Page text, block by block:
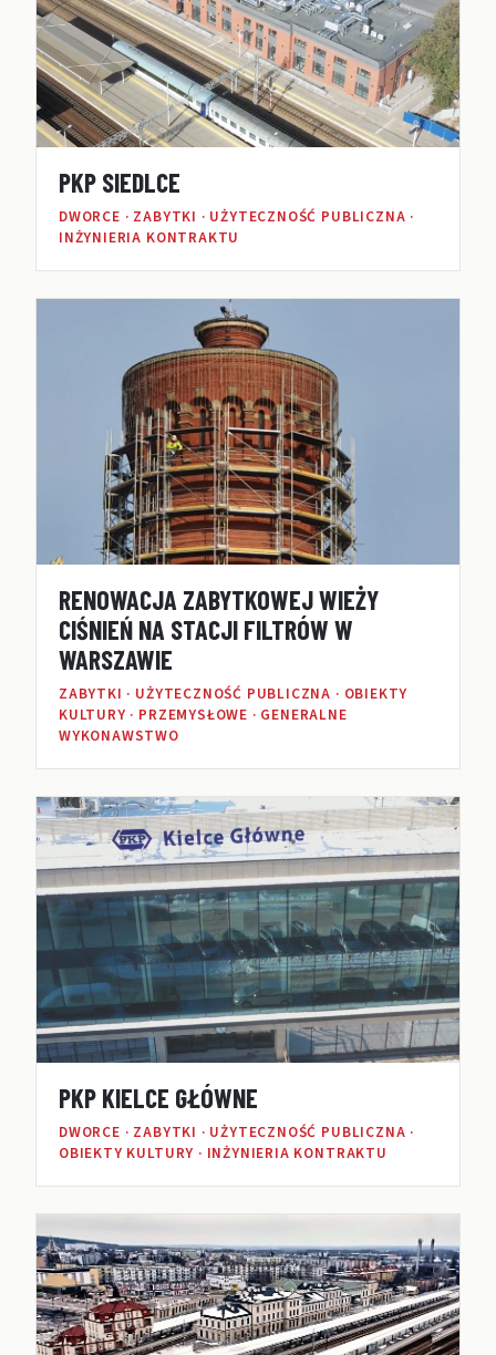
PKP SIEDLCE
DWORCE · ZABYTKI · UŻYTECZNOŚĆ PUBLICZNA ·
INŻYNIERIA KONTRAKTU
RENOWACJA ZABYTKOWEJ WIEŻY
CIŚNIEŃ NA STACJI FILTRÓW W
WARSZAWIE
ZABYTKI · UŻYTECZNOŚĆ PUBLICZNA · OBIEKTY
KULTURY · PRZEMYSŁOWE · GENERALNE
WYKONAWSTWO
PKP KIELCE GŁÓWNE
DWORCE · ZABYTKI · UŻYTECZNOŚĆ PUBLICZNA ·
OBIEKTY KULTURY · INŻYNIERIA KONTRAKTU